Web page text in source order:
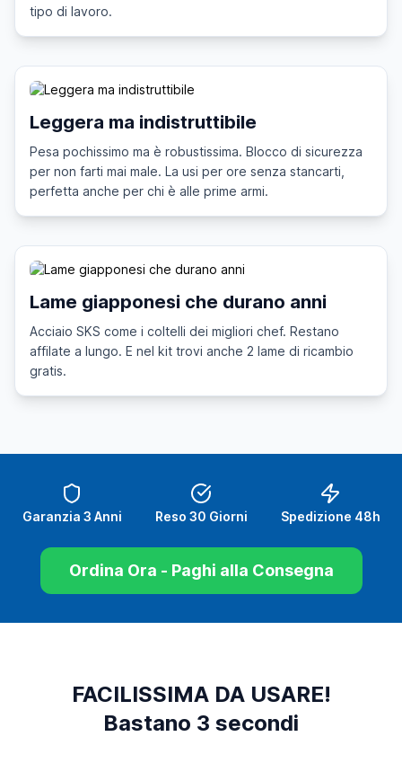
tipo di lavoro.
Leggera ma indistruttibile
Pesa pochissimo ma è robustissima. Blocco di sicurezza
per non farti mai male. La usi per ore senza stancarti,
perfetta anche per chi è alle prime armi.
Lame giapponesi che durano anni
Acciaio SKS come i coltelli dei migliori chef. Restano
affilate a lungo. E nel kit trovi anche 2 lame di ricambio
gratis.
Garanzia 3 Anni Reso 30 Giorni Spedizione 48h
Ordina Ora - Paghi alla Consegna
FACILISSIMA DA USARE!
Bastano 3 secondi